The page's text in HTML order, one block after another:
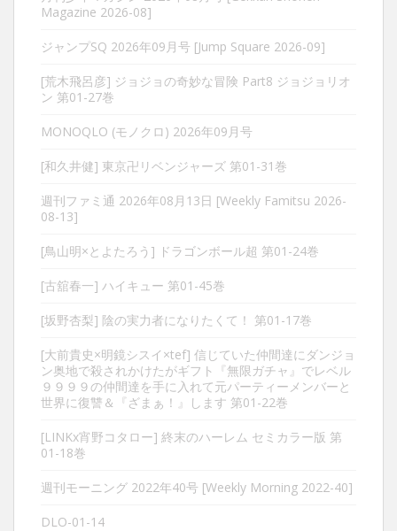
Magazine 2026-08]
ジャンプSQ 2026年09月号 [Jump Square 2026-09]
[荒木飛呂彦] ジョジョの奇妙な冒険 Part8 ジョジョリオ
ン 第01-27巻
MONOQLO (モノクロ) 2026年09月号
[和久井健] 東京卍リベンジャーズ 第01-31巻
週刊ファミ通 2026年08月13日 [Weekly Famitsu 2026-
08-13]
[鳥山明×とよたろう] ドラゴンボール超 第01-24巻
[古舘春一] ハイキュー 第01-45巻
[坂野杏梨] 陰の実力者になりたくて！ 第01-17巻
[大前貴史×明鏡シスイ×tef] 信じていた仲間達にダンジョ
ン奥地で殺されかけたがギフト『無限ガチャ』でレベル
９９９９の仲間達を手に入れて元パーティーメンバーと
世界に復讐＆『ざまぁ！』します 第01-22巻
[LINKx宵野コタロー] 終末のハーレム セミカラー版 第
01-18巻
週刊モーニング 2022年40号 [Weekly Morning 2022-40]
DLO-01-14